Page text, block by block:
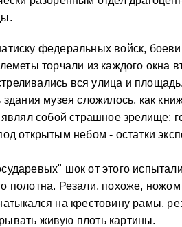
федеральных войск,
торчали из каждого окна
вся улица и
здания музея сложилось, как
являл собой страшное
открытым небом - остатки
шок от этого
полотна. Резали, похоже,
на крестовину рамы,
живую плоть картины.